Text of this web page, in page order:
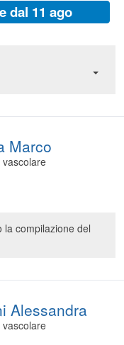
dal 11 ago
Marco
la compilazione del
Alessandra